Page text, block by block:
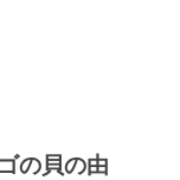
の貝の由